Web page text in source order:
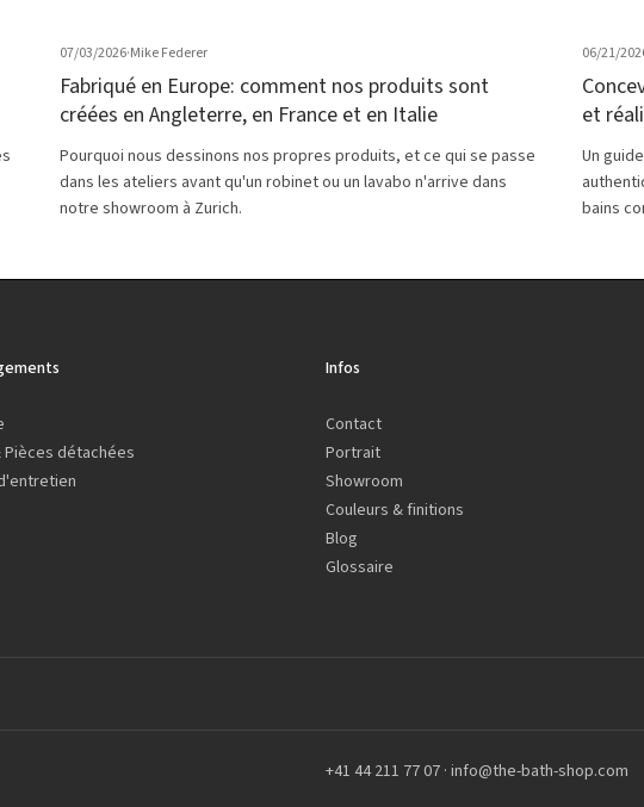
07/03/2026·Mike Federer
Fabriqué en Europe: comment nos produits sont
créées en Angleterre, en France et en Italie
Pourquoi nous dessinons nos propres produits, et ce qui se passe
dans les ateliers avant qu'un robinet ou un lavabo n'arrive dans
notre showroom à Zurich.
06/21/
et
Un
bains
Pièces détachées
Infos
Contact
Portrait
Showroom
Couleurs & finitions
Blog
Glossaire
+41 44 211 77 07 · info@the-bath-shop.com